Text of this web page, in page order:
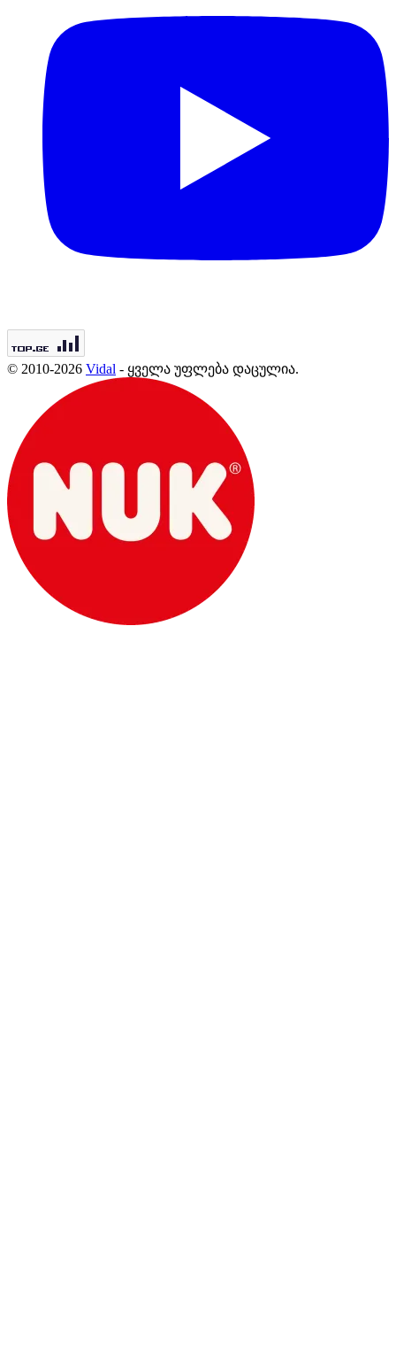
© 2010-2026 Vidal - ყველა უფლება დაცულია.